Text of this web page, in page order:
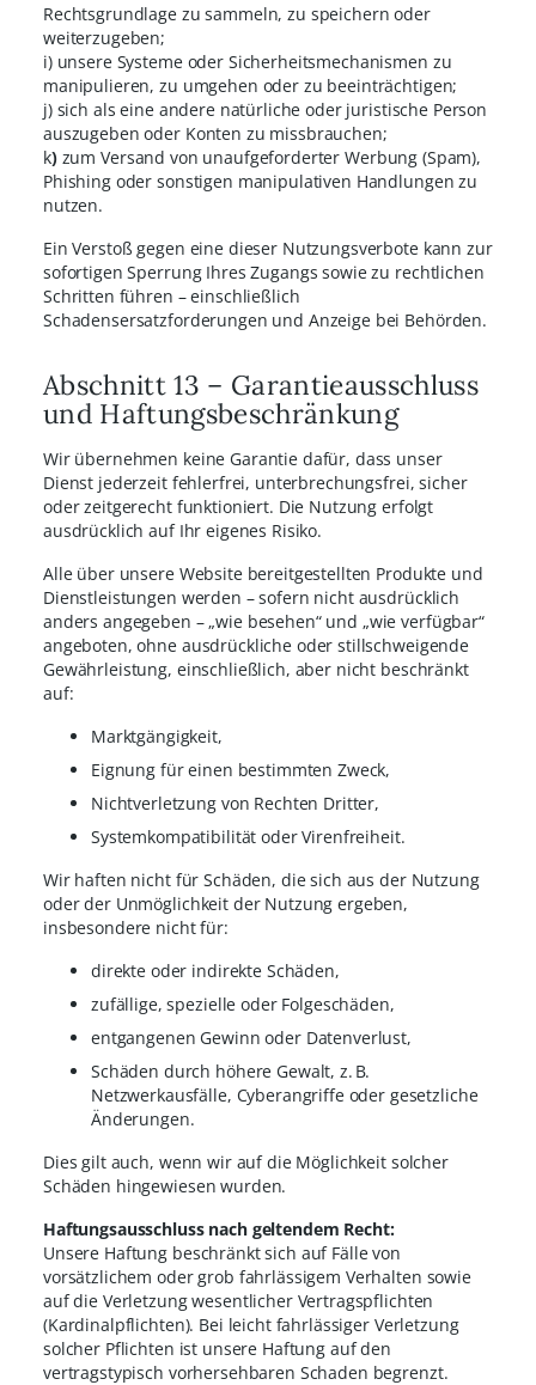
Rechtsgrundlage zu sammeln, zu speichern oder
weiterzugeben;
i) unsere Systeme oder Sicherheitsmechanismen zu
manipulieren, zu umgehen oder zu beeinträchtigen;
j) sich als eine andere natürliche oder juristische Person
auszugeben oder Konten zu missbrauchen;
k)zum Versand von unaufgeforderter Werbung (Spam),
Phishing oder sonstigen manipulativen Handlungen zu
nutzen.
Ein Verstoß gegen eine dieser Nutzungsverbote kann zur
sofortigen Sperrung Ihres Zugangs sowie zu rechtlichen
Schritten führen – einschließlich
Schadensersatzforderungen und Anzeige bei Behörden.
Abschnitt 13 – Garantieausschluss
und Haftungsbeschränkung
Wir übernehmen keine Garantie dafür, dass unser
Dienst jederzeit fehlerfrei, unterbrechungsfrei, sicher
oder zeitgerecht funktioniert. Die Nutzung erfolgt
ausdrücklich auf Ihr eigenes Risiko.
Alle über unsere Website bereitgestellten Produkte und
Dienstleistungen werden – sofern nicht ausdrücklich
anders angegeben – „wie besehen“ und „wie verfügbar“
angeboten, ohne ausdrückliche oder stillschweigende
Gewährleistung, einschließlich, aber nicht beschränkt
auf:
Marktgängigkeit,
Eignung für einen bestimmten Zweck,
Nichtverletzung von Rechten Dritter,
Systemkompatibilität oder Virenfreiheit.
Wir haften nicht für Schäden, die sich aus der Nutzung
oder der Unmöglichkeit der Nutzung ergeben,
insbesondere nicht für:
direkte oder indirekte Schäden,
zufällige, spezielle oder Folgeschäden,
entgangenen Gewinn oder Datenverlust,
Schäden durch höhere Gewalt, z. B.
Netzwerkausfälle, Cyberangriffe oder gesetzliche
Änderungen.
Dies gilt auch, wenn wir auf die Möglichkeit solcher
Schäden hingewiesen wurden.
Haftungsausschluss nach geltendem Recht:
Unsere Haftung beschränkt sich auf Fälle von
vorsätzlichem oder grob fahrlässigem Verhalten sowie
auf die Verletzung wesentlicher Vertragspflichten
(Kardinalpflichten). Bei leicht fahrlässiger Verletzung
solcher Pflichten ist unsere Haftung auf den
vertragstypisch vorhersehbaren Schaden begrenzt.